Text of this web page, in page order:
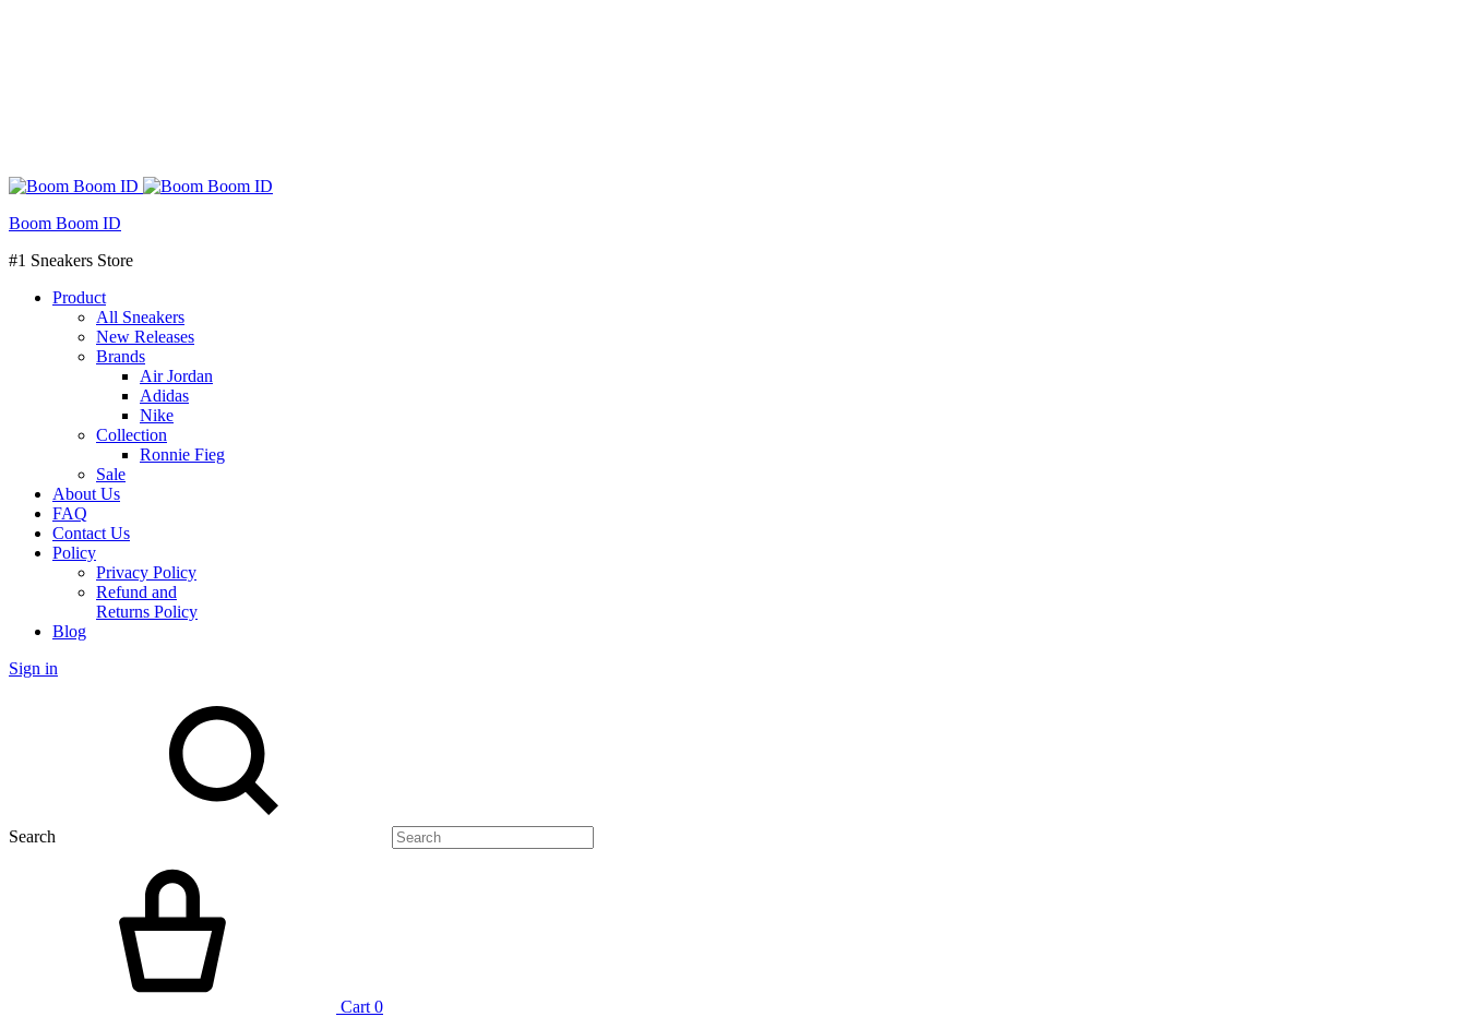
Boom Boom ID
#1 Sneakers Store
Product
All Sneakers
New Releases
Brands
Air Jordan
Adidas
Nike
Collection
Ronnie Fieg
Sale
About Us
FAQ
Contact Us
Policy
Privacy Policy
Refund and
Returns Policy
Blog
Sign in
Search
Cart 0